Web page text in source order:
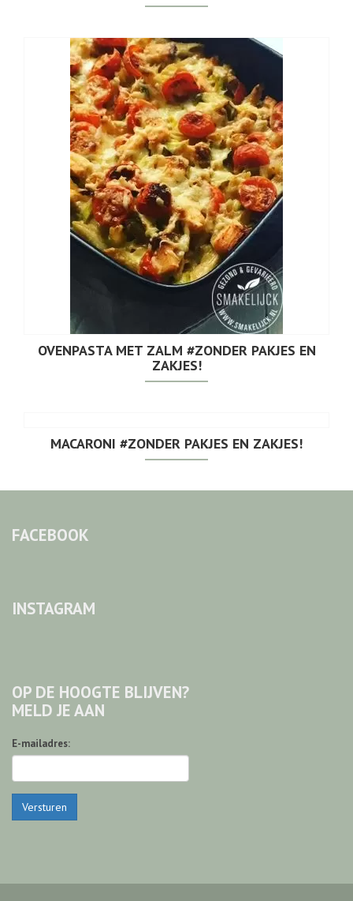
OVENPASTA MET ZALM #ZONDER PAKJES EN
ZAKJES!
MACARONI #ZONDER PAKJES EN ZAKJES!
FACEBOOK
INSTAGRAM
OP DE HOOGTE BLIJVEN?
MELD JE AAN
E-mailadres:
Versturen